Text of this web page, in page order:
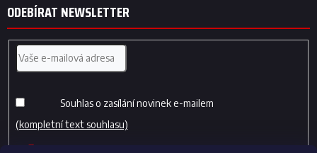
ODEBÍRAT NEWSLETTER
Souhlas o zasílání novinek e-mailem
(kompletní text souhlasu)